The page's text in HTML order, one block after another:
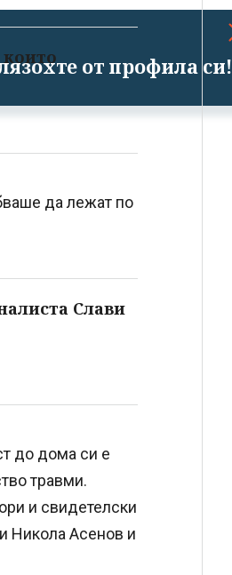
от профила си!
да лежат по
Слави
до дома си е
травми.
и свидетелски
Никола Асенов и